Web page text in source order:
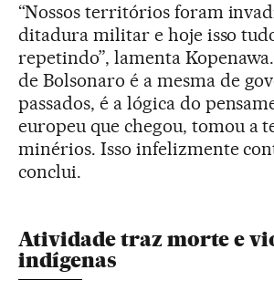
“Nossos territórios foram
ditadura militar e hoje isso
repetindo”, lamenta
de Bolsonaro é a mesma de
passados, é a lógica do
europeu que chegou, tomou a
minérios. Isso infelizmente
conclui.
Atividade traz morte e
indígenas